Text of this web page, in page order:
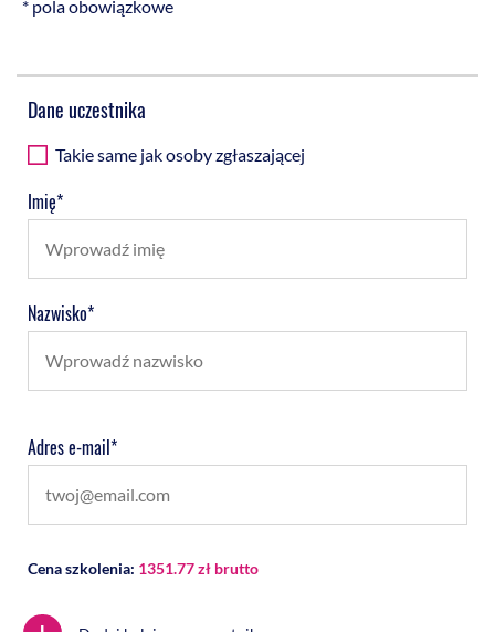
* pola obowiązkowe
Dane uczestnika
Takie same jak osoby zgłaszającej
Imię*
Nazwisko*
Adres e-mail*
Cena szkolenia: 1351.77 zł brutto